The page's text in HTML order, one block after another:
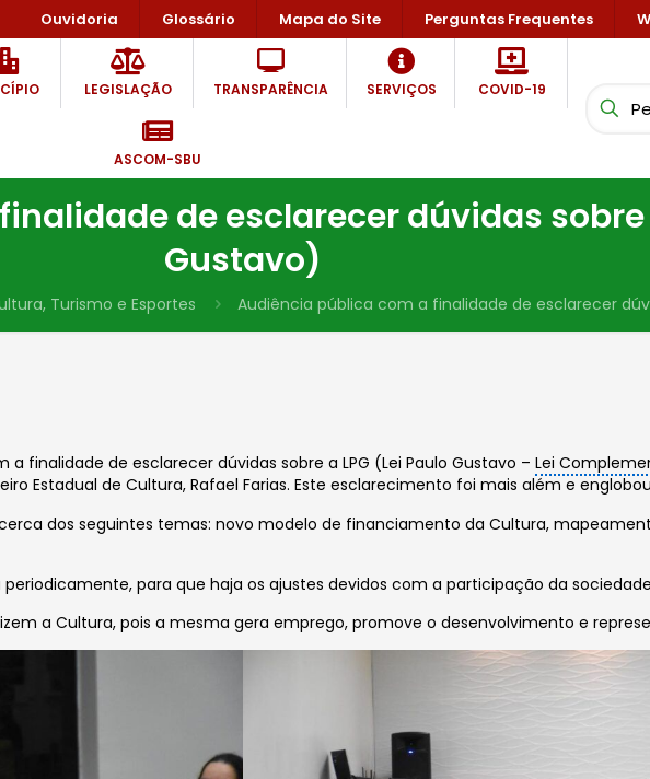
Ouvidoria Glossário Mapa do Site Perguntas Frequentes
LEGISLAÇÃO TRANSPARÊNCIA SERVIÇOS COVID-19
ASCOM-SBU
de esclarecer dúvidas sobre
Gustavo)
Turismo e Esportes Audiência pública com a finalidade de esclarecer
a finalidade de esclarecer dúvidas sobre a LPG (Lei Paulo Gustavo –Lei
Estadual de Cultura, Rafael Farias. Este esclarecimento foi mais além e englobou
dos seguintes temas: novo modelo de financiamento da Cultura,
para que haja os ajustes devidos com a participação da
a Cultura, pois a mesma gera emprego, promove o desenvolvimento e